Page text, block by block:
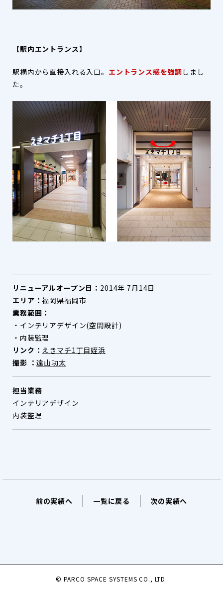
【駅内エントランス】
駅構内から直接入れる入口。 エントランス感を強調 しまし
た。
リニューアルオープン日： 2014年 7月14日
エリア：福岡県福岡市
業務範囲：
・インテリアデザイン(空間設計)
・内装監理
リンク： えきマチ1丁目姪浜
撮影 ：遠山功太
担当業務
インテリアデザイン
内装監理
前の実績へ 一覧に戻る 次の実績へ
© PARCO SPACE SYSTEMS CO., LTD.